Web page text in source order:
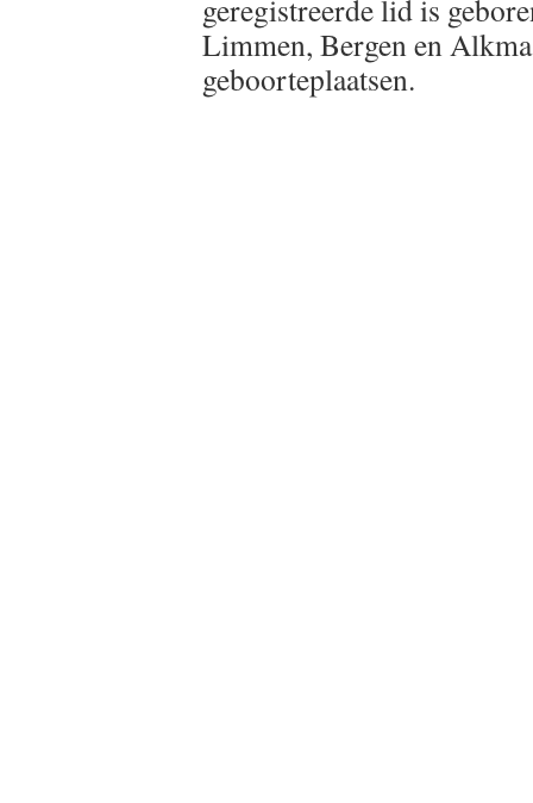
geregistreerde lid is
Limmen, Bergen en
geboorteplaatsen.